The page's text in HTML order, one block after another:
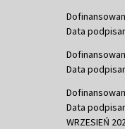
Data
Data
Data
WRZESIEŃ